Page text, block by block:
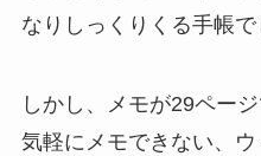
なりしっくりくる手帳で
しかし、メモが29ペー
気軽にメモできない、